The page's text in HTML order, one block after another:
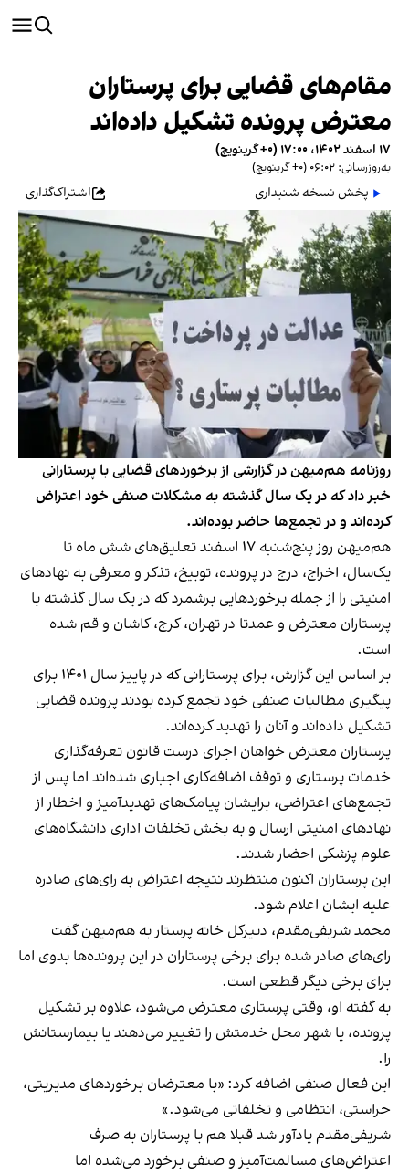
مقام‌های قضایی برای پرستاران
معترض پرونده تشکیل داده‌اند
۱۷ اسفند ۱۴۰۲، ۱۷:۰۰ (‎+۰ گرینویچ)
به‌روزرسانی: ۰۶:۰۲ (‎+۰ گرینویچ)
پخش نسخه شنیداری اشتراک‌گذاری
روزنامه هم‌میهن در گزارشی از برخوردهای قضایی با پرستارانی
خبر داد که در یک سال گذشته به مشکلات صنفی خود اعتراض
کرده‌اند و در تجمع‌ها حاضر بوده‌اند.
هم‌میهن روز پنج‌شنبه ۱۷ اسفند تعلیق‌های شش ماه تا
یک‌سال‌، اخراج، درج در پرونده، توبیخ، تذکر و معرفی به نهادهای
امنیتی را از جمله برخوردهایی برشمرد که در یک سال گذشته با
پرستاران معترض و عمدتا در تهران، کرج، کاشان و قم شده
است.
بر اساس این گزارش
، برای پرستارانی که در پاییز سال ۱۴۰۱ برای
پیگیری مطالبات صنفی خود تجمع کرده بودند پرونده قضایی
تشکیل داده‌اند و آنان را تهدید کرده‌اند.
پرستاران معترض خواهان اجرای درست قانون تعرفه‌گذاری
خدمات پرستاری و توقف اضافه‌کاری اجباری شده‌اند اما پس از
تجمع‌های اعتراضی، برایشان پیامک‌های تهدیدآمیز و اخطار از
نهادهای امنیتی ارسال و به بخش تخلفات اداری دانشگاه‌های
علوم پزشکی احضار شدند.
این پرستاران اکنون منتظرند نتیجه اعتراض به رای‌های صادره
علیه ایشان اعلام شود.
محمد شریفی‌مقدم، دبیرکل خانه پرستار به هم‌میهن گفت
رای‌های صادر شده برای برخی پرستاران در این پرونده‌ها بدوی اما
برای برخی دیگر قطعی است.
به گفته او، وقتی پرستاری معترض می‌شود، علاوه بر تشکیل
پرونده، یا شهر محل خدمتش را تغییر می‌دهند یا بیمارستانش
را.
این فعال صنفی اضافه کرد: «با معترضان برخوردهای مدیریتی،
حراستی، انتظامی و تخلفاتی می‌شود.»
شریفی‌مقدم یادآور شد قبلا هم با پرستاران به صرف
اعتراض‌های مسالمت‌آمیز و صنفی برخورد می‌شده اما